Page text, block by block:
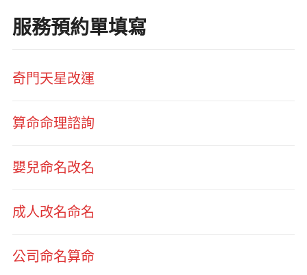
服務預約單填寫
奇門天星改運
算命命理諮詢
嬰兒命名改名
成人改名命名
公司命名算命